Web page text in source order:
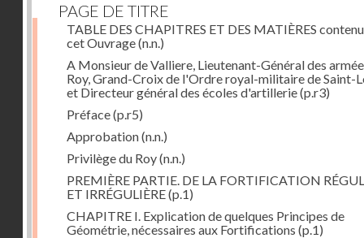
PAGE DE TITRE
TABLE DES CHAPITRES ET DES MATIÈRES
cet Ouvrage(n.n.)
A Monsieur de Valliere, Lieutenant-Général des
Roy, Grand-Croix de l'Ordre royal-militaire de Saint-
et Directeur général des écoles d'artillerie(p.r3)
Préface(p.r5)
Approbation(n.n.)
Privilège du Roy(n.n.)
PREMIÈRE PARTIE. DE LA FORTIFICATION
ET IRRÉGULIÈRE(p.1)
CHAPITRE I. Explication de quelques Principes de
Géométrie, nécessaires aux Fortifications (p.1)